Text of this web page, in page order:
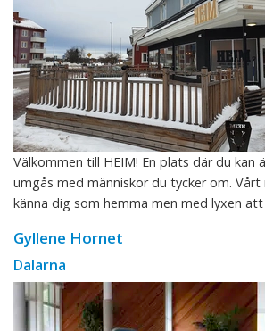
Välkommen till HEIM! En plats där du
umgås med människor du tycker om.
känna dig som hemma men med lyxen att
Gyllene Hornet
Dalarna